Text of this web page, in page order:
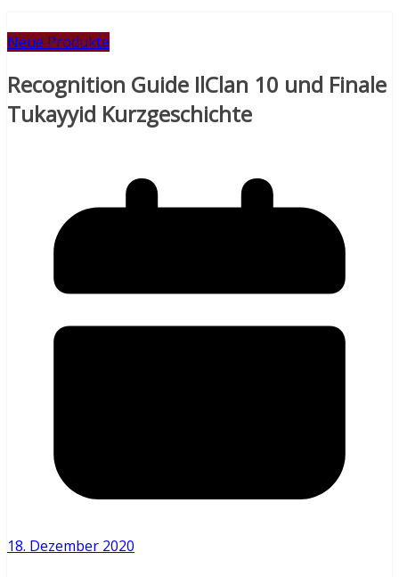
Neue Produkte
Recognition Guide IlClan 10 und Finale
Tukayyid Kurzgeschichte
18. Dezember 2020